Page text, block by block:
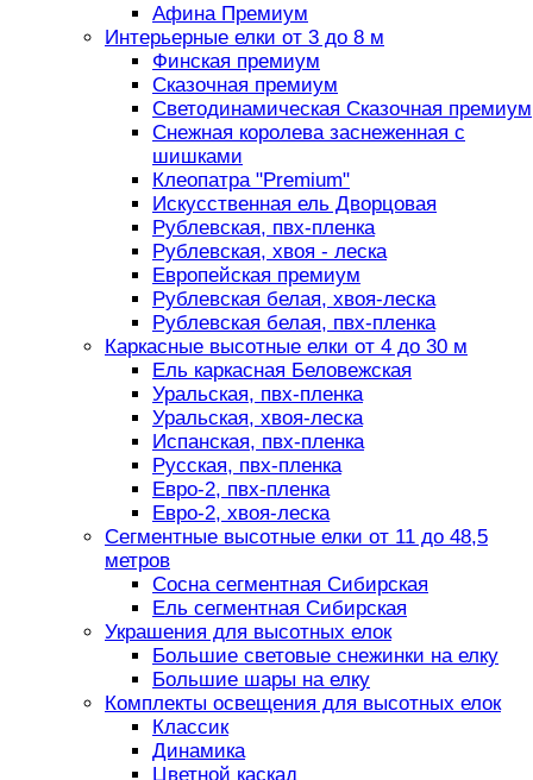
Афина Премиум
Интерьерные елки от 3 до 8 м
Финская премиум
Сказочная премиум
Светодинамическая Сказочная премиум
Снежная королева заснеженная с
шишками
Клеопатра "Premium"
Искусственная ель Дворцовая
Рублевская, пвх-пленка
Рублевская, хвоя - леска
Европейская премиум
Рублевская белая, хвоя-леска
Рублевская белая, пвх-пленка
Каркасные высотные елки от 4 до 30 м
Ель каркасная Беловежская
Уральская, пвх-пленка
Уральская, хвоя-леска
Испанская, пвх-пленка
Русская, пвх-пленка
Евро-2, пвх-пленка
Евро-2, хвоя-леска
Сегментные высотные елки от 11 до 48,5
метров
Сосна сегментная Сибирская
Ель сегментная Сибирская
Украшения для высотных елок
Большие световые снежинки на елку
Большие шары на елку
Комплекты освещения для высотных елок
Классик
Динамика
Цветной каскад